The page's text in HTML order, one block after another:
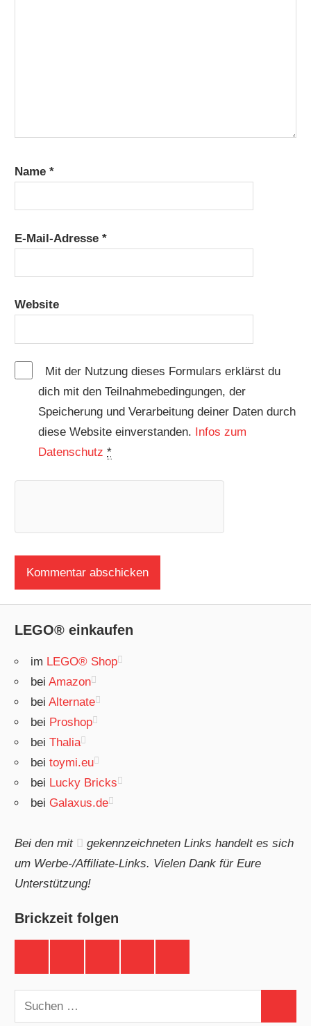
Name*
E-Mail-Adresse*
Website
Mit der Nutzung dieses Formulars erklärst du
dich mit den Teilnahmebedingungen, der
Speicherung und Verarbeitung deiner Daten durch
diese Website einverstanden.
Infos zum
Datenschutz *
LEGO® einkaufen
im LEGO® Shop
beiAmazon
beiAlternate
bei Proshop
beiThalia
beitoymi.eu
bei Lucky Bricks
bei Galaxus.de
Bei den mit
gekennzeichneten Links handelt es sich
um Werbe-/Affiliate-Links. Vielen Dank für Eure
Unterstützung!
Brickzeit folgen
Suchen
nach: